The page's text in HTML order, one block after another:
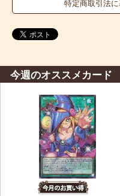
特定商取引法に
今週のオススメカード